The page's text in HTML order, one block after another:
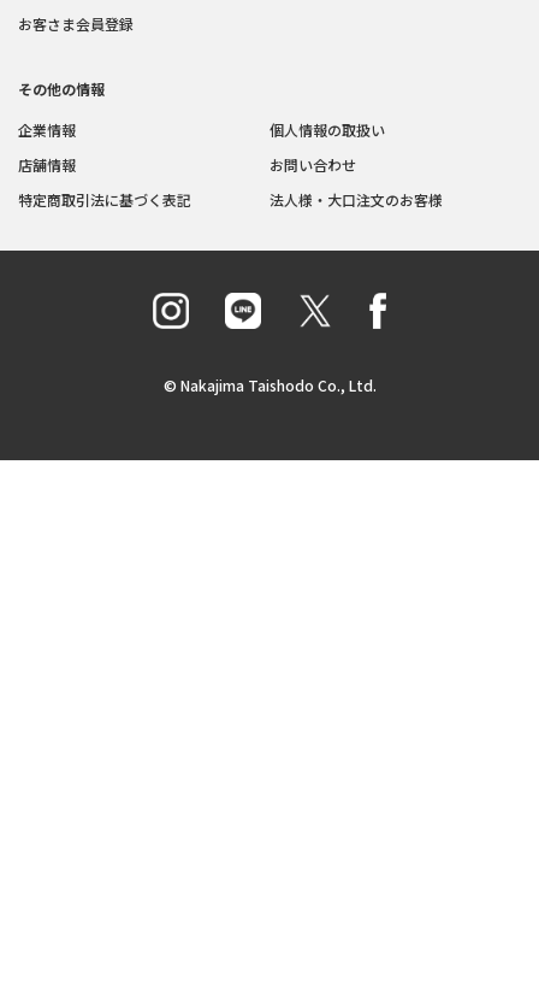
お客さま会員登録
その他の情報
企業情報
店舗情報
特定商取引法に基づく表記
個人情報の取扱い
お問い合わせ
法人様・大口注文のお客様
© Nakajima Taishodo Co., Ltd.